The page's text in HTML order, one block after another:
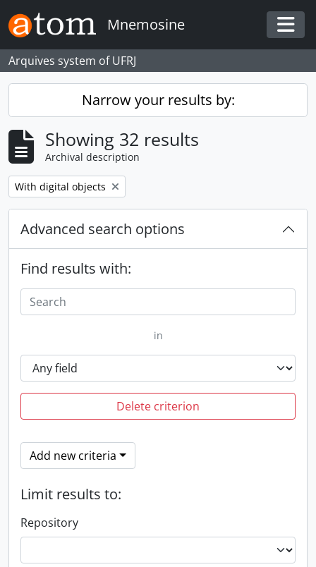
Skip to main content
Mnemosine
Arquives system of UFRJ
Narrow your results by:
Showing 32 results
Archival description
Remove filter:
With digital objects
Advanced search options
Find results with:
in
Delete criterion
Add new criteria
Limit results to:
Repository